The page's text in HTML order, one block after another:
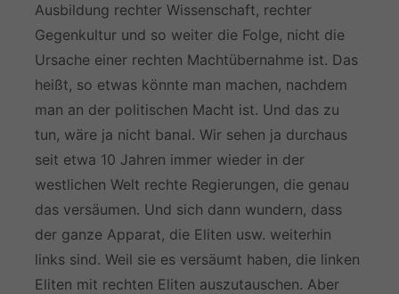
Ausbildung rechter Wissenschaft, rechter
Gegenkultur und so weiter die Folge, nicht die
Ursache einer rechten Machtübernahme ist. Das
heißt, so etwas könnte man machen, nachdem
man an der politischen Macht ist. Und das zu
tun, wäre ja nicht banal. Wir sehen ja durchaus
seit etwa 10 Jahren immer wieder in der
westlichen Welt rechte Regierungen, die genau
das versäumen. Und sich dann wundern, dass
der ganze Apparat, die Eliten usw. weiterhin
links sind. Weil sie es versäumt haben, die linken
Eliten mit rechten Eliten auszutauschen. Aber